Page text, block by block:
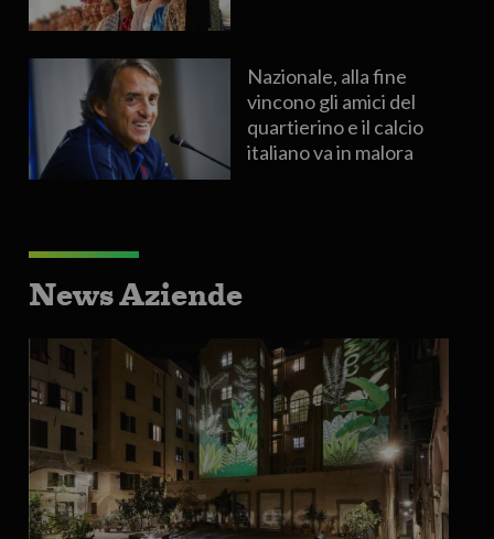
Nazionale, alla fine
vincono gli amici del
quartierino e il calcio
italiano va in malora
News Aziende